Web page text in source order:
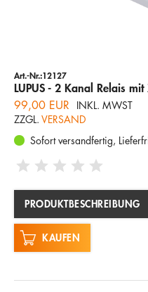
Art.-Nr.:12127
LUPUS - 2 Kanal Relais
99,00 EUR
INKL. MWST
ZZGL. VERSAND
Sofort versandfertig,
PRODUKTBESCHREIBUNG
KAUFEN